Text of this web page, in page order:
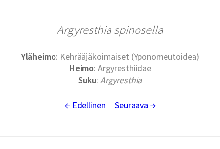
Argyresthia spinosella
Yläheimo: Kehrääjäkoimaiset (Yponomeutoidea)
Heimo: Argyresthiidae
Suku: Argyresthia
← Edellinen Seuraava →